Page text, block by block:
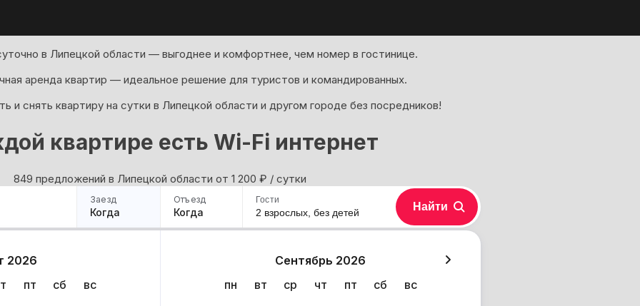
в Липецкой области — выгоднее и комфортнее, чем номер в гостинице.
аренда квартир — идеальное решение для туристов и командированных.
и снять квартиру на сутки в Липецкой области и другом городе без посредников!
квартире есть Wi-Fi интернет
849 предложений в Липецкой области oт 1 200 ₽ / сутки
Заезд
Когда
Отъезд
Когда
2026
пт сб вс
Сентябрь 2026
пн
вт ср чт пт сб вс
Гости
2 взрослых, без детей Найти